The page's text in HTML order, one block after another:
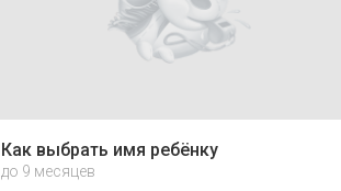
Как выбрать имя ребёнку
до 9 месяцев